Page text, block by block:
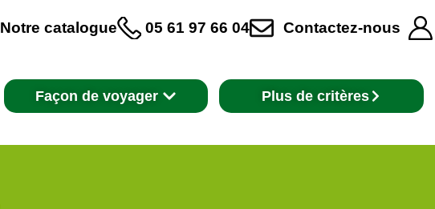
Notre catalogue 05 61 97 66 04 Contactez-nous
Façon de voyager Plus de critères